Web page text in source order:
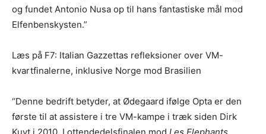
og fundet Antonio Nusa op til hans fantastiske mål mod
Elfenbenskysten.”
Læs på F7: Italian Gazzettas refleksioner over VM-
kvartfinalerne, inklusive Norge mod Brasilien
“Denne bedrift betyder, at Ødegaard ifølge Opta er den
første til at assistere i tre VM-kampe i træk siden Dirk
Kuyt i 2010. I ottendedelsfinalen mod Les Elephants